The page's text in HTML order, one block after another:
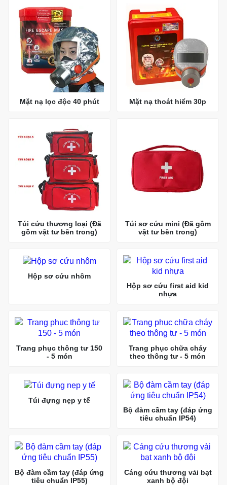
Mặt nạ lọc độc 40 phút Mặt nạ thoát hiểm 30p
Túi cứu thương loại (Đã
gồm vật tư bên trong)
Túi sơ cứu mini (Đã gồm
vật tư bên trong)
Hộp sơ cứu nhôm
Hộp sơ cứu first aid kid
nhựa
Trang phục thông tư 150
- 5 món
Trang phục chữa cháy
theo thông tư - 5 món
Túi đựng nẹp y tế
Bộ đàm cầm tay (đáp ứng
tiêu chuẩn IP54)
Bộ đàm cầm tay (đáp ứng
tiêu chuẩn IP55)
Cáng cứu thương vải bạt
xanh bộ đội